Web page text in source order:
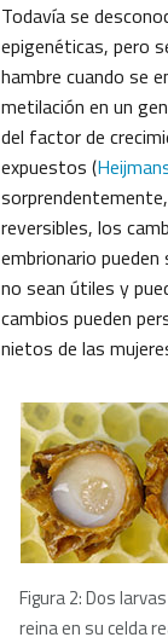
Todavía se
epigenéticas, pero
hambre cuando se
metilación en un
del factor de
expuestos (
reversibles, los
embrionario
no sean útiles y
cambios pueden
nietos de las
Figura 2: Dos
reina en su celda